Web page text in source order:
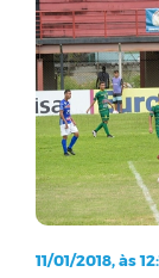
11/01/2018, às